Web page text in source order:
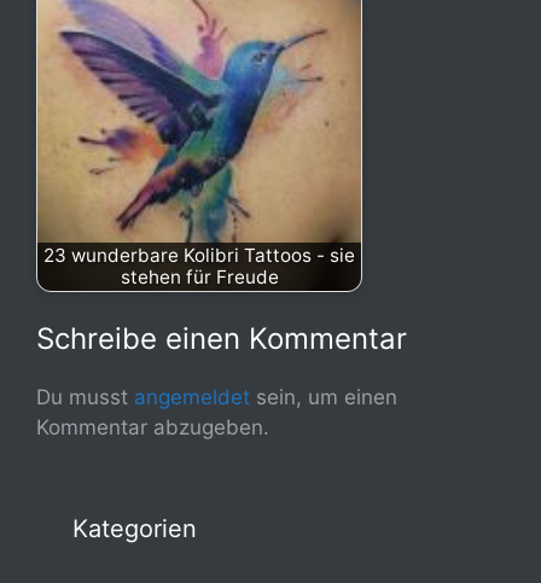
23 wunderbare Kolibri Tattoos - sie
stehen für Freude
Schreibe einen Kommentar
Du musst angemeldet sein, um einen
Kommentar abzugeben.
Kategorien